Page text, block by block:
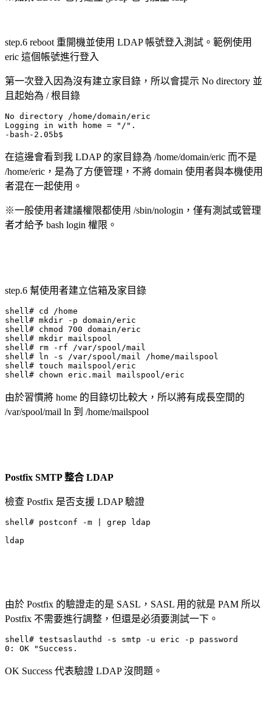
step.6 reboot 重開機並使用 LDAP 帳號登入測試。範例使用
eric 這個帳號進行登入
第一次登入因為沒有建立家目錄，所以會提示 No directory 並
且起始為 / 根目錄
No directory /home/domain/eric
Logging in with home = "/".
-bash-2.05b$
在這邊會看到我 LDAP 的家目錄為 /home/domain/eric 而不是
/home/eric，是為了方便管理，不將 domain 使用者與本機使用
者混在一起使用。
※一般使用者建議權限都使用 /sbin/nologin，僅有測試或管理
者才給予 bash login 權限。
step.6 幫使用者建立信箱及家目錄
shell# cd /home
shell# mkdir -p domain/eric
shell# chmod 700 domain/eric
shell# mkdir mailspool
shell# rm -rf /var/spool/mail
shell# ln -s /var/spool/mail /home/mailspool
shell# touch mailspool/eric
shell# chown eric.mail mailspool/eric
由於習慣將 home 的目錄切比較大，所以將有成長空間的
/var/spool/mail ln 到 /home/mailspool
Postfix SMTP 整合 LDAP
檢查 Postfix 是否支援 LDAP 驗證
shell# postconf -m | grep ldap
ldap
由於 Postfix 的驗證走的是 SASL，SASL 用的就是 PAM 所以
Postfix 不需要進行調整，但還是必須要測試一下。
shell# testsaslauthd -s smtp -u eric -p password
0: OK "Success.
OK Success 代表驗證 LDAP 沒問題。